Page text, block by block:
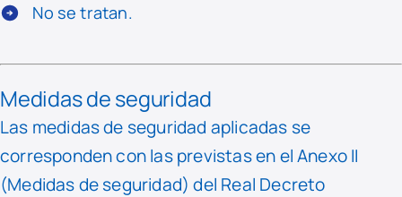
No se tratan.
Medidas de seguridad
Las medidas de seguridad aplicadas se
corresponden con las previstas en el Anexo II
(Medidas de seguridad) del Real Decreto